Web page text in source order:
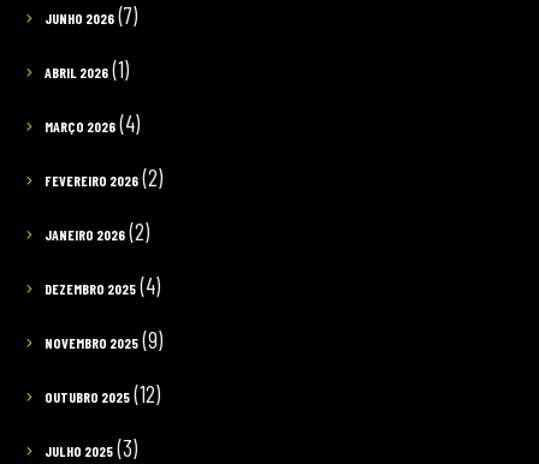
JUNHO 2026(7)
ABRIL 2026(1)
MARÇO 2026(4)
FEVEREIRO 2026(2)
JANEIRO 2026(2)
DEZEMBRO 2025(4)
NOVEMBRO 2025(9)
OUTUBRO 2025(12)
JULHO 2025(3)